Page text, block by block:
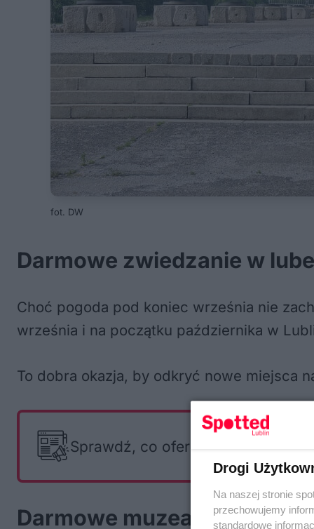
fot. DW
Darmowe zwiedzanie w
Choć pogoda pod koniec września nie
września i na początku października w
To dobra okazja, by odkryć nowe miejsca
Sprawdź, co oferują i czego
Darmowe muzea i wystawy
Drogi
Na naszej stronie
przechowujemy
standardowe